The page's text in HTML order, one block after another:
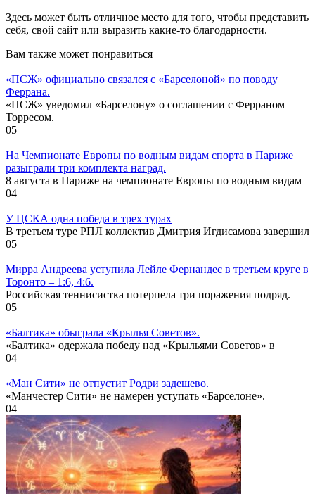
Здесь может быть отличное место для того, чтобы представить
себя, свой сайт или выразить какие-то благодарности.
Вам также может понравиться
«ПСЖ» официально связался с «Барселоной» по поводу
Феррана.
«ПСЖ» уведомил «Барселону» о соглашении с Ферраном
Торресом.
05
На Чемпионате Европы по водным видам спорта в Париже
разыграли три комплекта наград.
8 августа в Париже на чемпионате Европы по водным видам
04
У ЦСКА одна победа в трех турах
В третьем туре РПЛ коллектив Дмитрия Игдисамова завершил
05
Мирра Андреева уступила Лейле Фернандес в третьем круге в
Торонто – 1:6, 4:6.
Российская теннисистка потерпела три поражения подряд.
05
«Балтика» обыграла «Крылья Советов».
«Балтика» одержала победу над «Крыльями Советов» в
04
«Ман Сити» не отпустит Родри задешево.
«Манчестер Сити» не намерен уступать «Барселоне».
04